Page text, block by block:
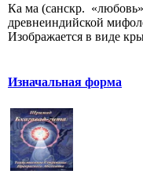
Ка ма (санскр.
древнеиндийской
Изображается в виде
Изначальная форма